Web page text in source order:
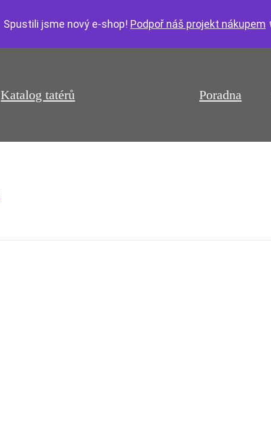
Spustili jsme nový e-shop! Podpoř náš projekt nákupem
Katalog tatérů Poradna